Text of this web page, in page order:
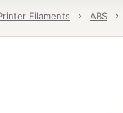
Filaments ABS